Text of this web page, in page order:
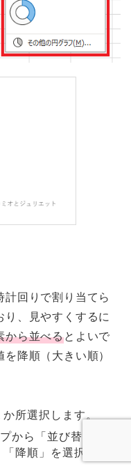
回りで割り当てら
、見やすくするに
から並べるとよいで
降順（大きい順）
所選択します。
から「並び替えとフ
降順」を選択しま